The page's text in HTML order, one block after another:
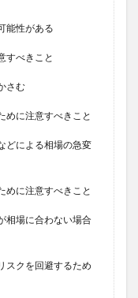
能性がある
すべきこと
さむ
めに注意すべきこと
どによる相場の急変
めに注意すべきこと
相場に合わない場合
スクを回避するため